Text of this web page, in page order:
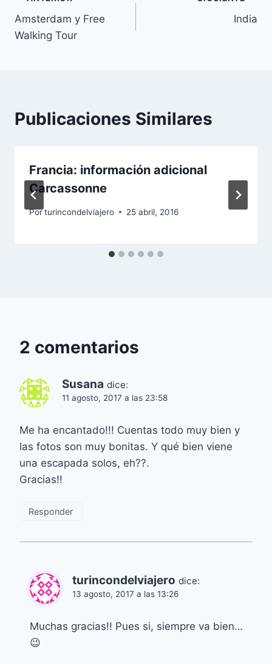
de
Amsterdam y Free
Walking Tour
India
Publicaciones Similares
Francia: información adicional
Carcassonne
Porturincondelviajero 25 abril, 2016
2 comentarios
Susana dice:
11 agosto, 2017 a las 23:58
Me ha encantado!!! Cuentas todo muy bien y
las fotos son muy bonitas. Y qué bien viene
una escapada solos, eh??.
Gracias!!
Responder
turincondelviajero dice:
13 agosto, 2017 a las 13:26
Muchas gracias!! Pues si, siempre va bien…
😉